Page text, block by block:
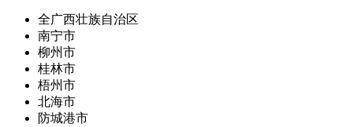
全广西壮族自治区
南宁市
柳州市
桂林市
梧州市
北海市
防城港市